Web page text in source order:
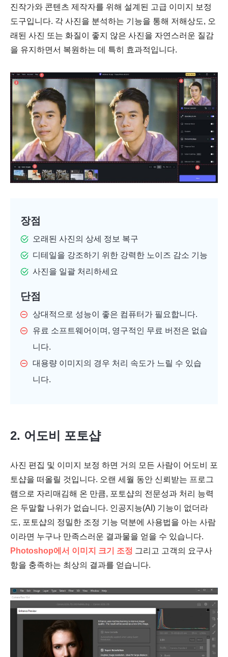
진작가와 콘텐츠 제작자를 위해 설계된 고급 이미지 보정
도구입니다. 각 사진을 분석하는 기능을 통해 저해상도, 오
래된 사진 또는 화질이 좋지 않은 사진을 자연스러운 질감
을 유지하면서 복원하는 데 특히 효과적입니다.
장점
오래된 사진의 상세 정보 복구
디테일을 강조하기 위한 강력한 노이즈 감소 기능
사진을 일괄 처리하세요
단점
상대적으로 성능이 좋은 컴퓨터가 필요합니다.
유료 소프트웨어이며, 영구적인 무료 버전은 없습
니다.
대용량 이미지의 경우 처리 속도가 느릴 수 있습
니다.
2. 어도비 포토샵
사진 편집 및 이미지 보정 하면 거의 모든 사람이 어도비 포
토샵을 떠올릴 것입니다. 오랜 세월 동안 신뢰받는 프로그
램으로 자리매김해 온 만큼, 포토샵의 전문성과 처리 능력
은 두말할 나위가 없습니다. 인공지능(AI) 기능이 없더라
도, 포토샵의 정밀한 조정 기능 덕분에 사용법을 아는 사람
이라면 누구나 만족스러운 결과물을 얻을 수 있습니다.
Photoshop에서 이미지 크기 조정 그리고 고객의 요구사
항을 충족하는 최상의 결과를 얻습니다.